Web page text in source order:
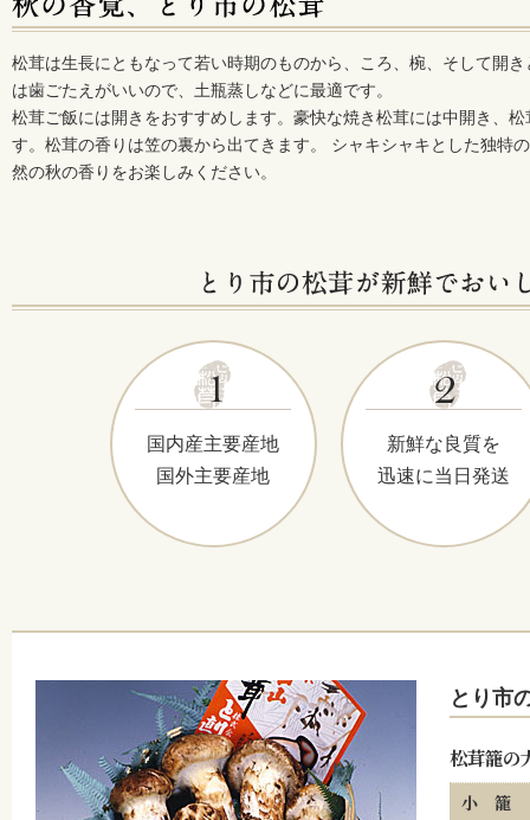
松茸は生長にともなって若い時期のものから、ころ、椀、そして開
は歯ごたえがいいので、土瓶蒸しなどに最適です。
松茸ご飯には開きをおすすめします。豪快な焼き松茸には中開き、
す。松茸の香りは笠の裏から出てきます。 シャキシャキとした独特
然の秋の香りをお楽しみください。
国内産主要産地
国外主要産地
新鮮な良質を
迅速に当日発送
とり市
松茸籠の
小 籠